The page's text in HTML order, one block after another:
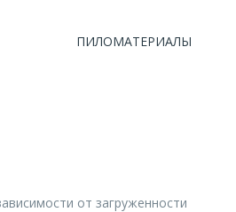
ПИЛОМАТЕРИАЛЫ
от загруженности